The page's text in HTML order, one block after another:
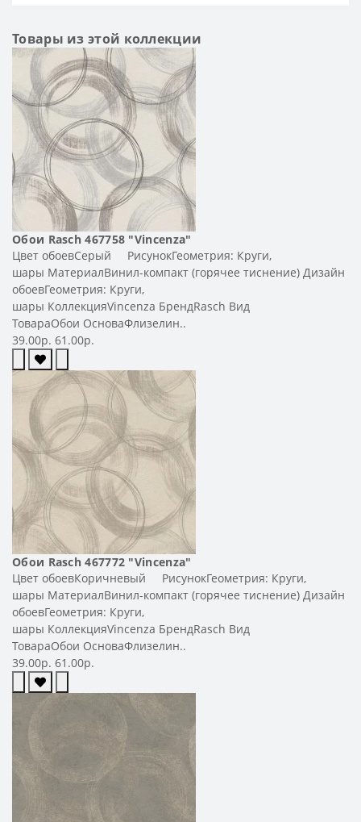
Товары из этой коллекции
Обои Rasch 467758 "Vincenza"
Цвет обоевСерый РисунокГеометрия: Круги,
шары МатериалВинил-компакт (горячее тиснение) Дизайн
обоевГеометрия: Круги,
шары КоллекцияVincenza БрендRasch Вид
ТовараОбои ОсноваФлизелин..
39.00р. 61.00р.
Обои Rasch 467772 "Vincenza"
Цвет обоевКоричневый РисунокГеометрия: Круги,
шары МатериалВинил-компакт (горячее тиснение) Дизайн
обоевГеометрия: Круги,
шары КоллекцияVincenza БрендRasch Вид
ТовараОбои ОсноваФлизелин..
39.00р. 61.00р.